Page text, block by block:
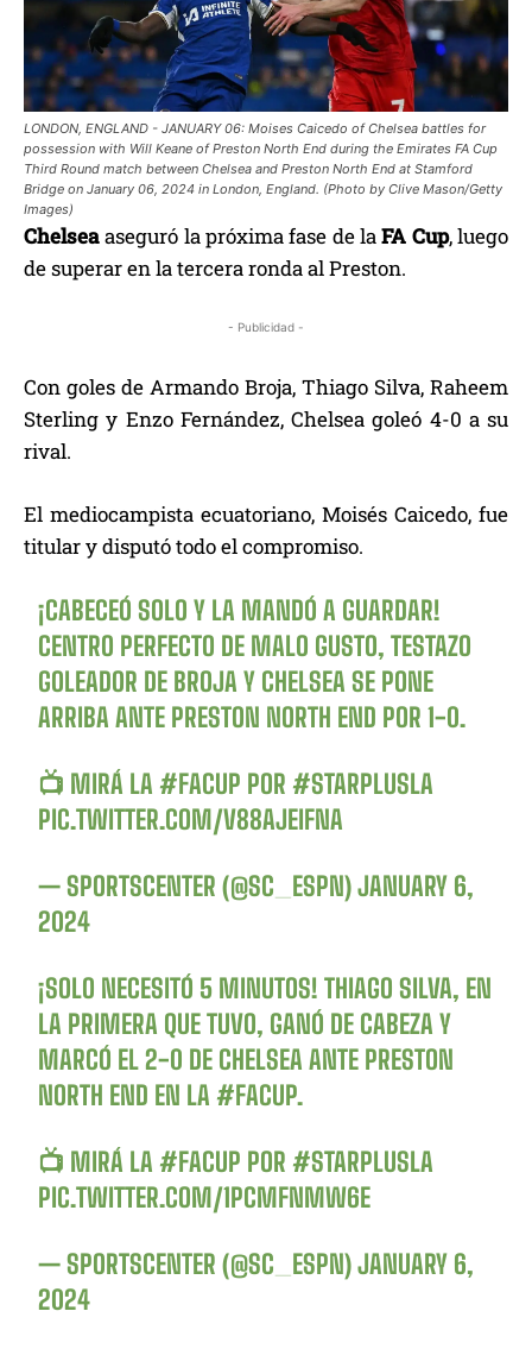
LONDON, ENGLAND - JANUARY 06: Moises Caicedo of Chelsea battles for
possession with Will Keane of Preston North End during the Emirates FA Cup
Third Round match between Chelsea and Preston North End at Stamford
Bridge on January 06, 2024 in London, England. (Photo by Clive Mason/Getty
Images)
Chelseaaseguró la próxima fase de laFA Cup, luego
de superar en la tercera ronda al Preston.
- Publicidad -
Con goles de Armando Broja, Thiago Silva, Raheem
Sterling y Enzo Fernández, Chelsea goleó 4-0 a su
rival.
El mediocampista ecuatoriano, Moisés Caicedo, fue
titular y disputó todo el compromiso.
¡CABECEÓ SOLO Y LA MANDÓ A GUARDAR!
CENTRO PERFECTO DE MALO GUSTO, TESTAZO
GOLEADOR DE BROJA Y CHELSEA SE PONE
ARRIBA ANTE PRESTON NORTH END POR 1-0.
📺 MIRÁ LA#FACUP POR#STARPLUSLA
PIC.TWITTER.COM/V88AJEIFNA
— SPORTSCENTER (@SC_ESPN)JANUARY 6,
2024
¡SOLO NECESITÓ 5 MINUTOS! THIAGO SILVA, EN
LA PRIMERA QUE TUVO, GANÓ DE CABEZA Y
MARCÓ EL 2-0 DE CHELSEA ANTE PRESTON
NORTH END EN LA#FACUP.
📺 MIRÁ LA#FACUP POR#STARPLUSLA
PIC.TWITTER.COM/1PCMFNMW6E
— SPORTSCENTER (@SC_ESPN)JANUARY 6,
2024